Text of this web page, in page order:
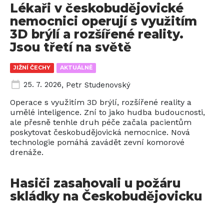
JIŽNÍ ČECHY AKTUÁLNĚ
Lékaři v českobudějovické
nemocnici operují s využitím
3D brýlí a rozšířené reality.
Jsou třetí na světě
25. 7. 2026, Petr Studenovský
Operace s využitím 3D brýlí, rozšířené reality a
umělé inteligence. Zní to jako hudba budoucnosti,
ale přesně tenhle druh péče začala pacientům
poskytovat českobudějovická nemocnice. Nová
technologie pomáhá zavádět zevní komorové
drenáže.
Hasiči zasahovali u požáru
skládky na Českobudějovicku